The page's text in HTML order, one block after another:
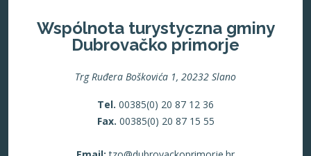
Wspólnota turystyczna gminy
Dubrovačko primorje
Trg Ruđera Boškovića 1, 20232 Slano
Tel. 00385(0) 20 87 12 36
Fax. 00385(0) 20 87 15 55